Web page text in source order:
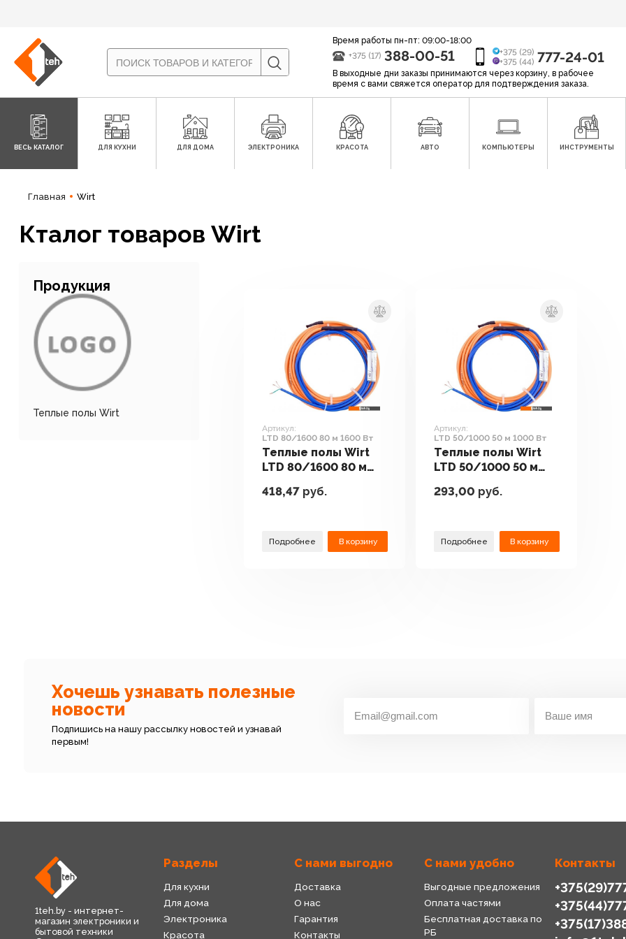
Время работы пн-пт: 09:00-18:00
+375 (17) 388-00-51
+375 (29)
+375 (44) 777-24-01
В выходные дни заказы принимаются через корзину, в рабочее
время с вами свяжется оператор для подтверждения заказа.
ВЕСЬ КАТАЛОГ ДЛЯ КУХНИ ДЛЯ ДОМА ЭЛЕКТРОНИКА КРАСОТА АВТО КОМПЬЮТЕРЫ ИНСТРУМЕНТЫ
Главная Wirt
Кталог товаров Wirt
Продукция
Теплые полы Wirt
Артикул:
LTD 80/1600 80 м 1600 Вт
Теплые полы Wirt
LTD 80/1600 80 м
418,47 руб.
Подробнее В корзину
Артикул:
LTD 50/1000 50 м 1000 Вт
Теплые полы Wirt
LTD 50/1000 50 м
293,00 руб.
Подробнее В корзину
Хочешь узнавать полезные
новости
Подпишись на нашу рассылку новостей и узнавай
первым!
1teh.by - интернет-
магазин электроники и
бытовой техники
Разделы
Для кухни
Для дома
Электроника
Красота
С нами выгодно
Доставка
О нас
Гарантия
Контакты
С нами удобно
Выгодные предложения
Оплата частями
Бесплатная доставка по
РБ
Контакты